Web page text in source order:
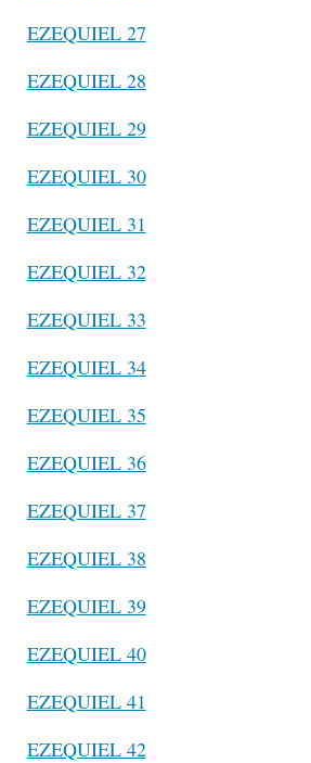
EZEQUIEL 27
EZEQUIEL 28
EZEQUIEL 29
EZEQUIEL 30
EZEQUIEL 31
EZEQUIEL 32
EZEQUIEL 33
EZEQUIEL 34
EZEQUIEL 35
EZEQUIEL 36
EZEQUIEL 37
EZEQUIEL 38
EZEQUIEL 39
EZEQUIEL 40
EZEQUIEL 41
EZEQUIEL 42